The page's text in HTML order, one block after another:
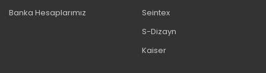
Banka Hesaplarımız
Seintex
S-Dizayn
Kaiser